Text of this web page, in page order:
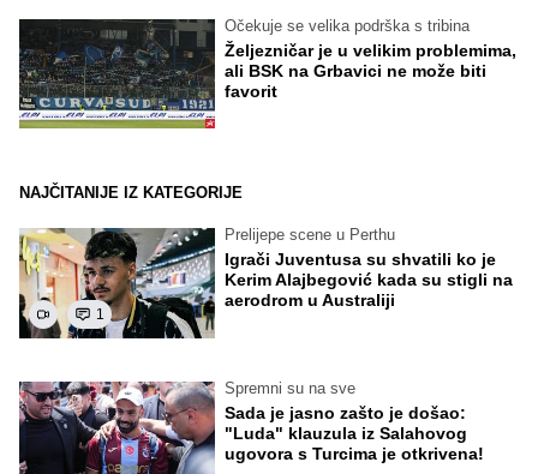
Očekuje se velika podrška s tribina
Željezničar je u velikim problemima,
ali BSK na Grbavici ne može biti
favorit
NAJČITANIJE IZ KATEGORIJE
1
Prelijepe scene u Perthu
Igrači Juventusa su shvatili ko je
Kerim Alajbegović kada su stigli na
aerodrom u Australiji
Spremni su na sve
Sada je jasno zašto je došao:
"Luda" klauzula iz Salahovog
ugovora s Turcima je otkrivena!